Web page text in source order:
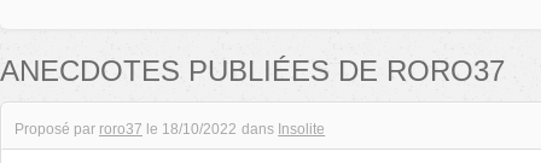
ANECDOTES PUBLIÉES DE RORO37
Proposé par roro37 le 18/10/2022 dans Insolite